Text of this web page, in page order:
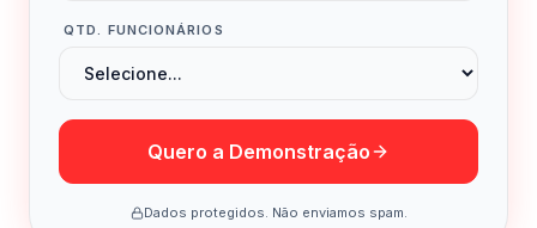
QTD. FUNCIONÁRIOS
Quero a Demonstração
Dados protegidos. Não enviamos spam.